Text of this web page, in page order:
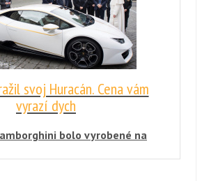
inom princípe a nevyužíva
aby držalo tvar a formu. Má
pneumatika budúcnosť?
svoj Huracán. Cena vám
vyrazí dych
bolo vyrobené na